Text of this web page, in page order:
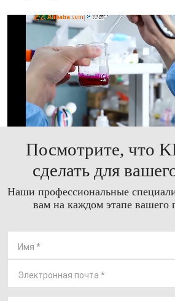
Посмотрите, что
сделать для
Наши профессиональные
вам на каждом этапе вашего
Имя *
Электронная почта *